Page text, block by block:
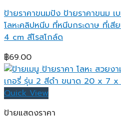
ป้ายราคาขนมปัง ป้ายราคาขนม เ
โลหะคลิปหนีบ ที่หนีบกระดาษ ที่เสี
4 cm สีโรสโกล์ด
฿69.00
Quick View
ป้ายแสดงราคา